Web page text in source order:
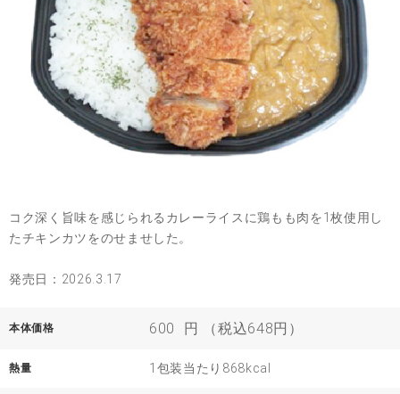
コク深く旨味を感じられるカレーライスに鶏もも肉を1枚使用し
たチキンカツをのせませした。
発売日：2026.3.17
本体価格 600 円 （税込648円）
熱量 1包装当たり868kcal